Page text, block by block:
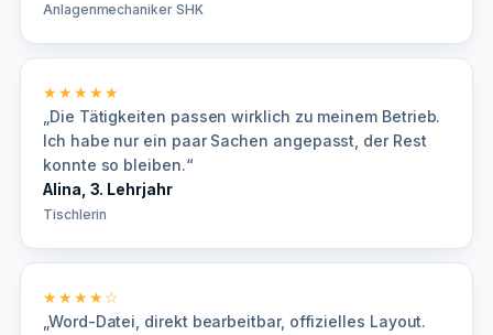
Anlagenmechaniker SHK
★★★★★
„Die Tätigkeiten passen wirklich zu meinem Betrieb.
Ich habe nur ein paar Sachen angepasst, der Rest
konnte so bleiben.“
Alina, 3. Lehrjahr
Tischlerin
★★★★☆
„Word-Datei, direkt bearbeitbar, offizielles Layout.